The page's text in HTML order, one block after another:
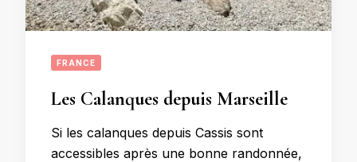
FRANCE
Les Calanques depuis Marseille
Si les calanques depuis Cassis sont
accessibles après une bonne randonnée,